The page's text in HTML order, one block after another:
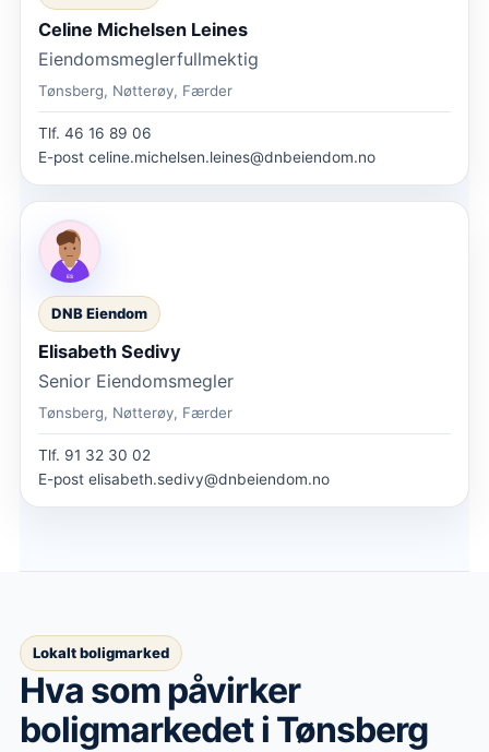
Celine Michelsen Leines
Eiendomsmeglerfullmektig
Tønsberg, Nøtterøy, Færder
Tlf. 46 16 89 06
E-post celine.michelsen.leines@dnbeiendom.no
DNB Eiendom
Elisabeth Sedivy
Senior Eiendomsmegler
Tønsberg, Nøtterøy, Færder
Tlf. 91 32 30 02
E-post elisabeth.sedivy@dnbeiendom.no
Lokalt boligmarked
Hva som påvirker
boligmarkedeti Tønsberg